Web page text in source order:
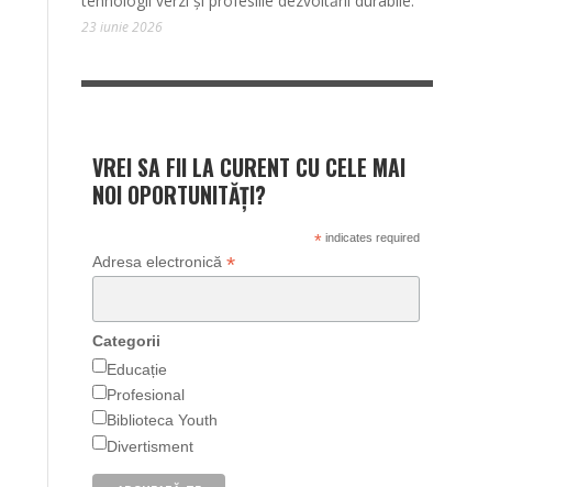
23 iunie 2026
VREI SA FII LA CURENT CU CELE MAI
NOI OPORTUNITĂȚI?
*indicates required
Adresa electronică *
Categorii
Educație
Profesional
Biblioteca Youth
Divertisment